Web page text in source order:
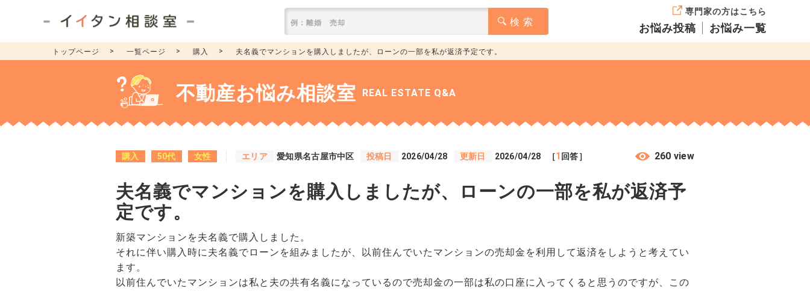
検 索
専門家の方はこちら
お悩み投稿 お悩み一覧
トップページ 一覧ページ 購入 夫名義でマンションを購入しましたが、ローンの一部を私が返済予定です。
不動産お悩み相談室 REAL ESTATE Q&A
購入 50代 女性 エリア 愛知県名古屋市中区 投稿日 2026/04/28 更新日 2026/04/28 ［1 回答］ 260 view
夫名義でマンションを購入しましたが、ローンの一部を私が返済予
定です。
新築マンションを夫名義で購入しました。
それに伴い購入時に夫名義でローンを組みましたが、以前住んでいたマンションの売却金を利用して返済をしようと考えてい
ます。
以前住んでいたマンションは私と夫の共有名義になっているので売却金の一部は私の口座に入ってくると思うのですが、この